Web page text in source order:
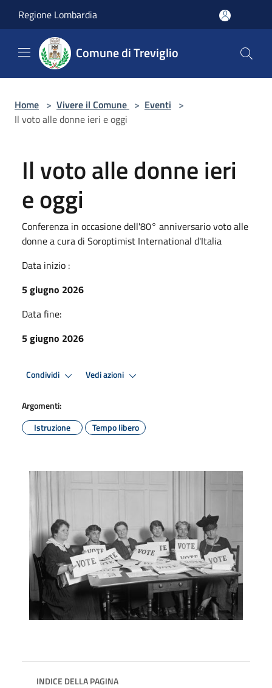
Regione Lombardia
Comune di Treviglio
Home > Vivere il Comune > Eventi >
Il voto alle donne ieri e oggi
Il voto alle donne ieri
e oggi
Conferenza in occasione dell'80° anniversario voto alle
donne a cura di Soroptimist International d'Italia
Data inizio :
5 giugno 2026
Data fine:
5 giugno 2026
Condividi Vedi azioni
Argomenti:
Istruzione
Tempo libero
INDICE DELLA PAGINA